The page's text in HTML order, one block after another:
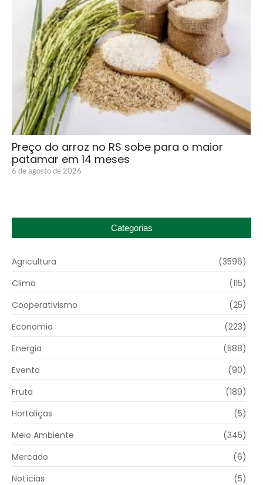
Preço do arroz no RS sobe para o maior
patamar em 14 meses
6 de agosto de 2026
Categorias
Agricultura
(3596)
Clima
(115)
Cooperativismo
(25)
Economia
(223)
Energia
(588)
Evento
(90)
Fruta
(189)
Hortaliças
(5)
Meio Ambiente
(345)
Mercado
(6)
Notícias
(5)